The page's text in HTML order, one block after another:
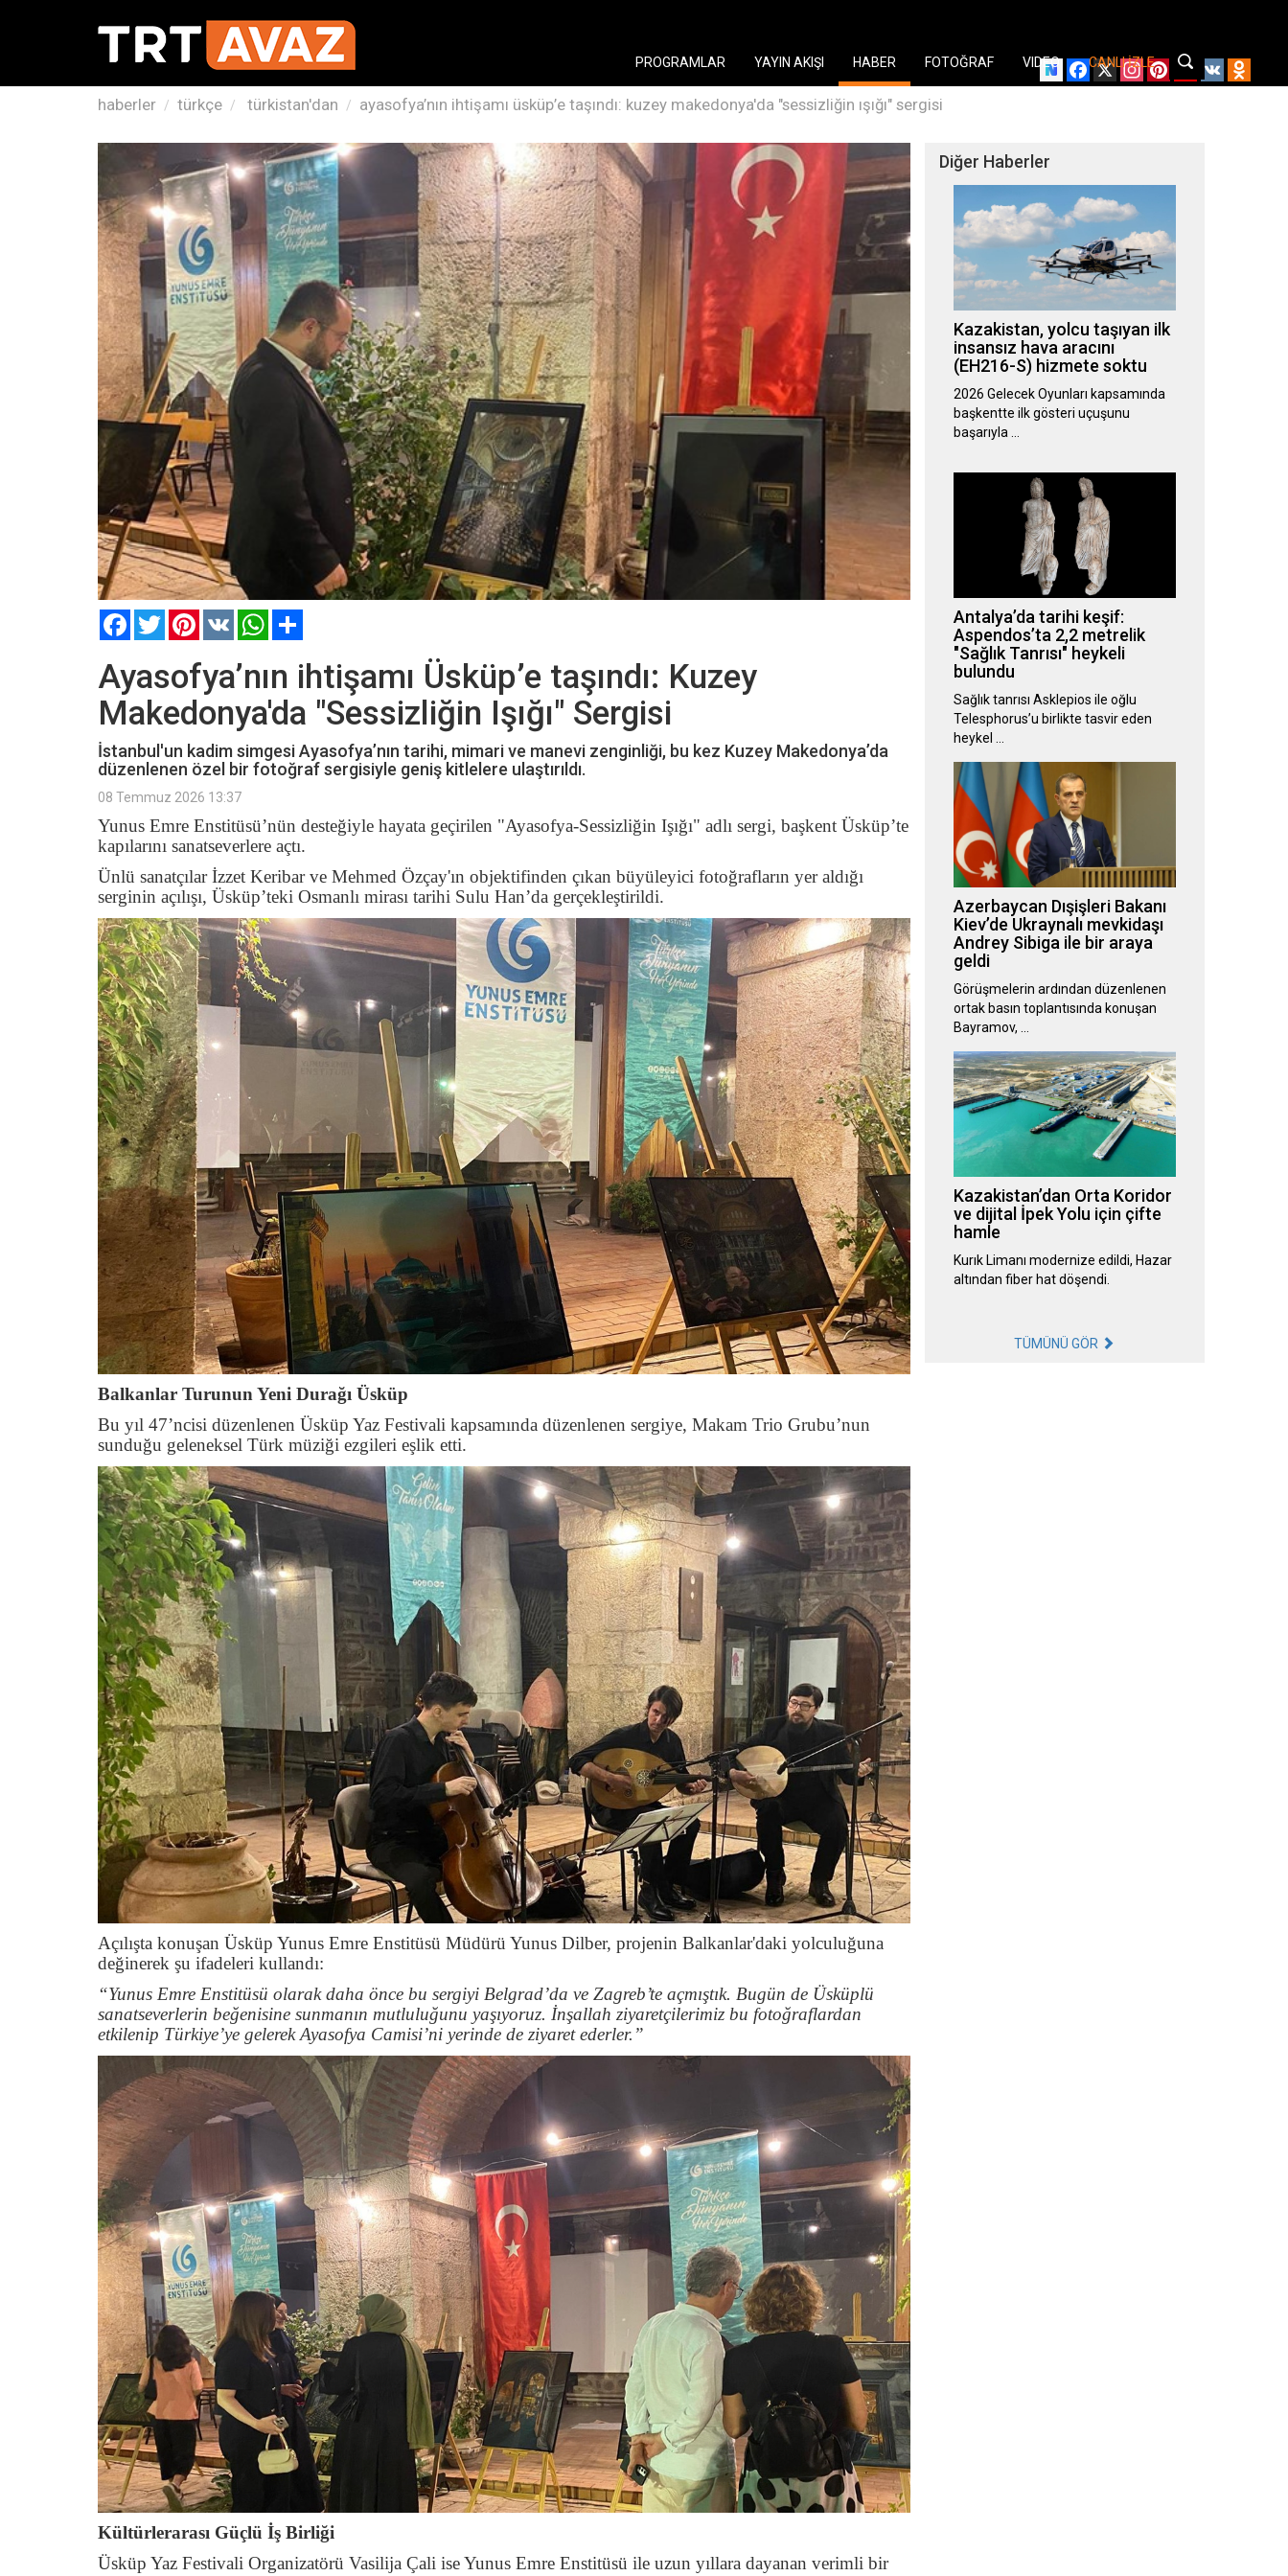
Facebook
X Instagram
PinterestYouTube
VK
PROGRAMLAR YAYIN AKIŞI HABER FOTOĞRAF VIDEO CANLI İZLE
haberler türkçe türkistan'dan ayasofya’nın ihtişamı üsküp’e taşındı: kuzey makedonya'da "sessizliğin ışığı" sergisi
FacebookTwitterPinterest
VK WhatsApp
Ayasofya’nın ihtişamı Üsküp’e taşındı: Kuzey
Makedonya'da "Sessizliğin Işığı" Sergisi
​​​​​​​İstanbul'un kadim simgesi Ayasofya’nın tarihi, mimari ve manevi zenginliği, bu kez Kuzey Makedonya’da
düzenlenen özel bir fotoğraf sergisiyle geniş kitlelere ulaştırıldı.
08 Temmuz 2026 13:37
Yunus Emre Enstitüsü’nün desteğiyle hayata geçirilen "Ayasofya-Sessizliğin Işığı" adlı sergi, başkent Üsküp’te
kapılarını sanatseverlere açtı.
Ünlü sanatçılar İzzet Keribar ve Mehmed Özçay'ın objektifinden çıkan büyüleyici fotoğrafların yer aldığı
serginin açılışı, Üsküp’teki Osmanlı mirası tarihi Sulu Han’da gerçekleştirildi.
Balkanlar Turunun Yeni Durağı Üsküp
Bu yıl 47’ncisi düzenlenen Üsküp Yaz Festivali kapsamında düzenlenen sergiye, Makam Trio Grubu’nun
sunduğu geleneksel Türk müziği ezgileri eşlik etti.
Açılışta konuşan Üsküp Yunus Emre Enstitüsü Müdürü Yunus Dilber, projenin Balkanlar'daki yolculuğuna
değinerek şu ifadeleri kullandı:
“Yunus Emre Enstitüsü olarak daha önce bu sergiyi Belgrad’da ve Zagreb’te açmıştık. Bugün de Üsküplü
sanatseverlerin beğenisine sunmanın mutluluğunu yaşıyoruz. İnşallah ziyaretçilerimiz bu fotoğraflardan
etkilenip Türkiye’ye gelerek Ayasofya Camisi’ni yerinde de ziyaret ederler.”
Kültürlerarası Güçlü İş Birliği
Üsküp Yaz Festivali Organizatörü Vasilija Çali ise Yunus Emre Enstitüsü ile uzun yıllara dayanan verimli bir
Diğer Haberler
Kazakistan, yolcu taşıyan ilk
insansız hava aracını
(EH216-S) hizmete soktu
2026 Gelecek Oyunları kapsamında
başkentte ilk gösteri uçuşunu
başarıyla …
Antalya’da tarihi keşif:
Aspendos’ta 2,2 metrelik
"Sağlık Tanrısı" heykeli
bulundu
Sağlık tanrısı Asklepios ile oğlu
Telesphorus’u birlikte tasvir eden
heykel …
Azerbaycan Dışişleri Bakanı
Kiev’de Ukraynalı mevkidaşı
Andrey Sibiga ile bir araya
geldi
Görüşmelerin ardından düzenlenen
ortak basın toplantısında konuşan
Bayramov, …
Kazakistan’dan Orta Koridor
ve dijital İpek Yolu için çifte
hamle
Kurık Limanı modernize edildi, Hazar
altından fiber hat döşendi.
TÜMÜNÜ GÖR